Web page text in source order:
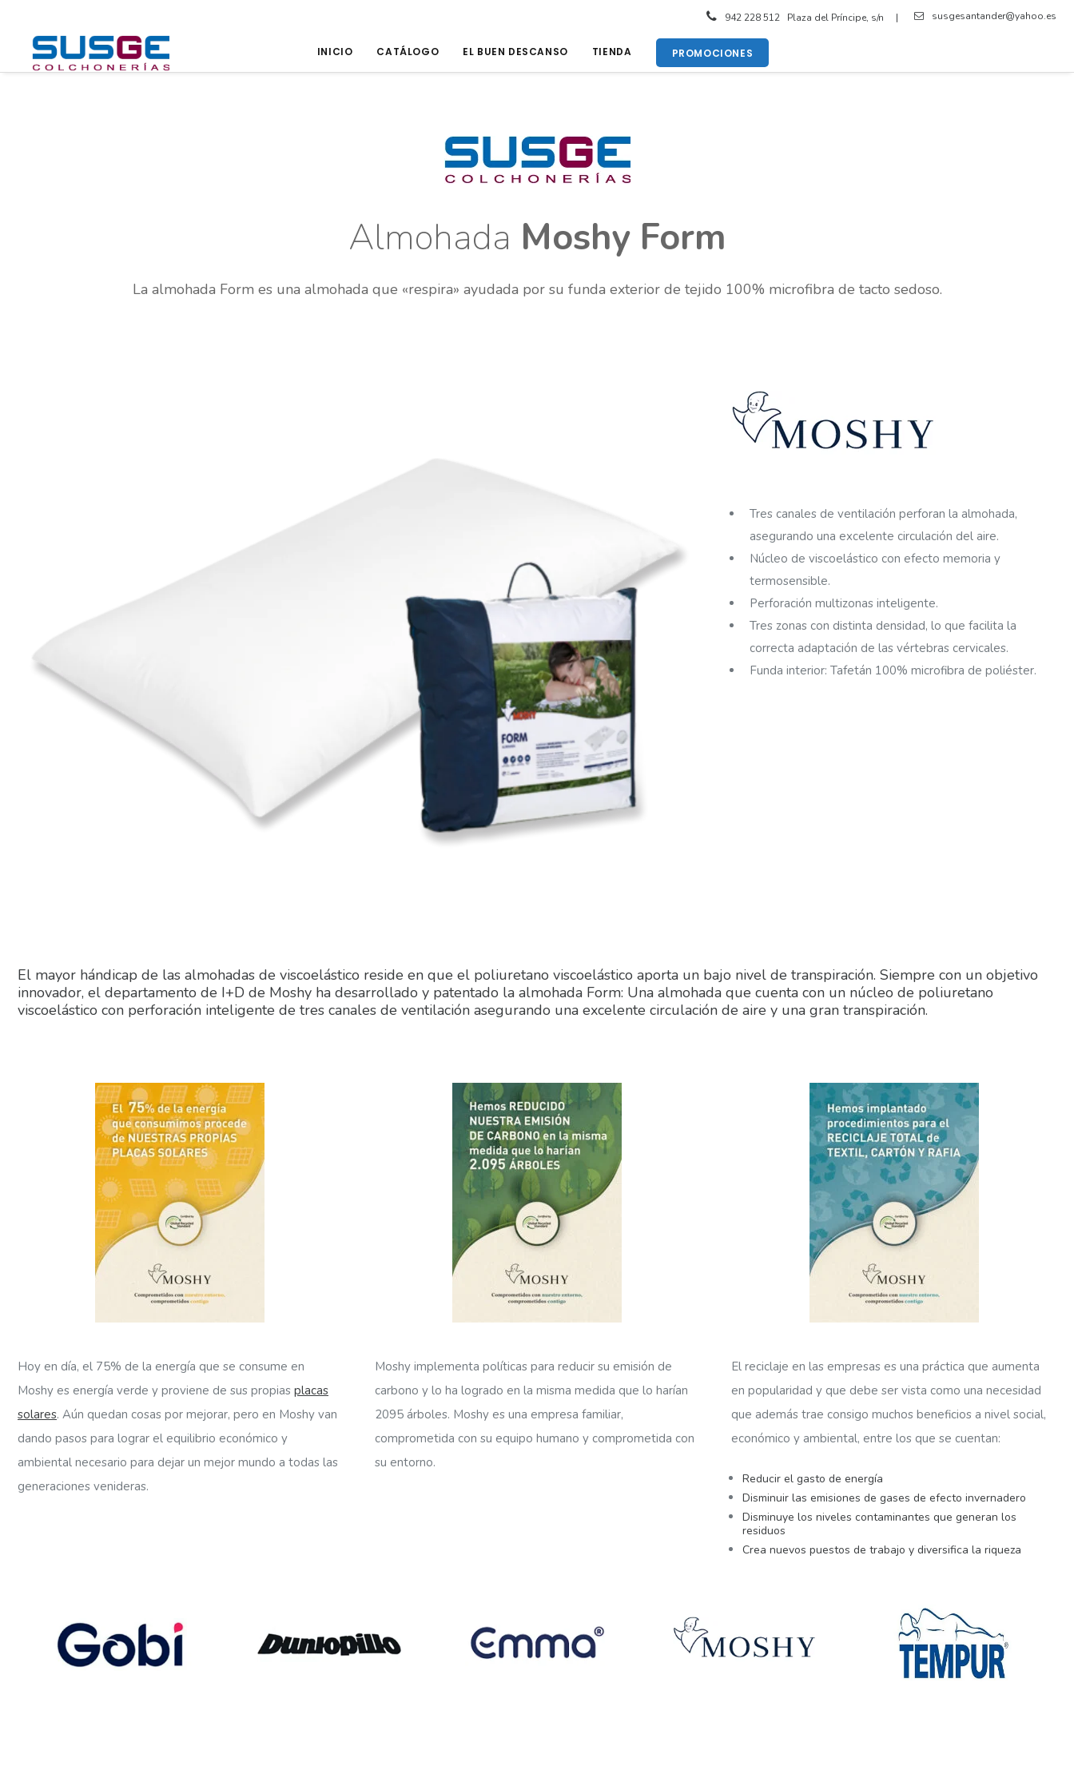
susgesantander@yahoo.es
942 228 512 Plaza del Príncipe, s/n |
INICIO CATÁLOGO EL BUEN DESCANSO TIENDA PROMOCIONES
Almohada Moshy Form
La almohada Form es una almohada que «respira» ayudada por su funda exterior de tejido 100% microfibra de tacto sedoso.
Tres canales de ventilación perforan la almohada,
asegurando una excelente circulación del aire.
Núcleo de viscoelástico con efecto memoria y
termosensible.
Perforación multizonas inteligente.
Tres zonas con distinta densidad, lo que facilita la
correcta adaptación de las vértebras cervicales.
Funda interior: Tafetán 100% microfibra de poliéster.
El mayor hándicap de las almohadas de viscoelástico reside en que el poliuretano viscoelástico aporta un bajo nivel de transpiración. Siempre con un objetivo
innovador, el departamento de I+D de Moshy ha desarrollado y patentado la almohada Form: Una almohada que cuenta con un núcleo de poliuretano
viscoelástico con perforación inteligente de tres canales de ventilación asegurando una excelente circulación de aire y una gran transpiración.
Hoy en día, el 75% de la energía que se consume en
Moshy es energía verde y proviene de sus propias placas
solares. Aún quedan cosas por mejorar, pero en Moshy van
dando pasos para lograr el equilibrio económico y
ambiental necesario para dejar un mejor mundo a todas las
generaciones venideras.
Moshy implementa políticas para reducir su emisión de
carbono y lo ha logrado en la misma medida que lo harían
2095 árboles. Moshy es una empresa familiar,
comprometida con su equipo humano y comprometida con
su entorno.
El reciclaje en las empresas es una práctica que aumenta
en popularidad y que debe ser vista como una necesidad
que además trae consigo muchos beneficios a nivel social,
económico y ambiental, entre los que se cuentan:
Reducir el gasto de energía
Disminuir las emisiones de gases de efecto invernadero
Disminuye los niveles contaminantes que generan los
residuos
Crea nuevos puestos de trabajo y diversifica la riqueza